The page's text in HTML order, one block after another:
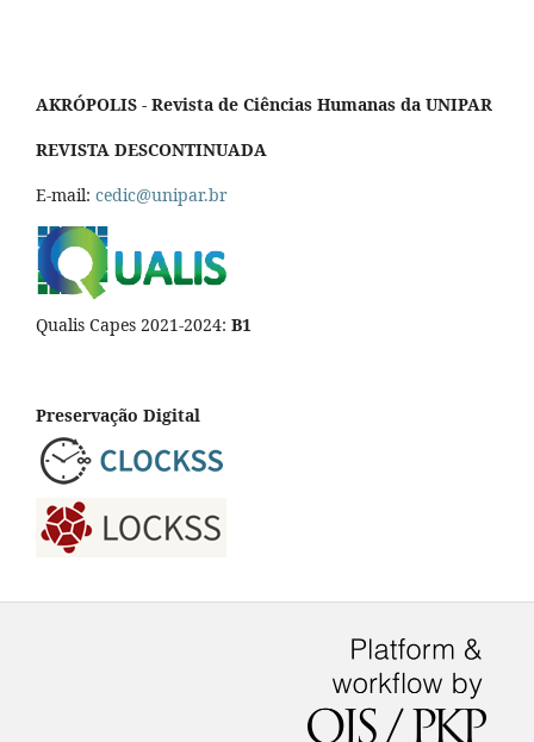
AKRÓPOLIS - Revista de Ciências Humanas da UNIPAR
REVISTA DESCONTINUADA
E-mail: cedic@unipar.br
Qualis Capes 2021-2024: B1
Preservação Digital